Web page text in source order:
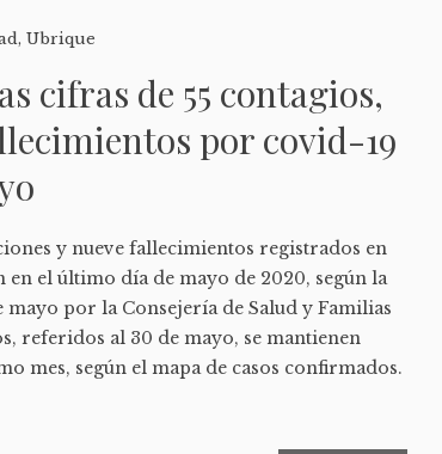
,Ubrique
cifras de 55 contagios,
por covid-19
y nueve fallecimientos registrados en
el último día de mayo de 2020, según la
mayo por la Consejería de Salud y Familias
referidos al 30 de mayo, se mantienen
mes, según el mapa de casos confirmados.